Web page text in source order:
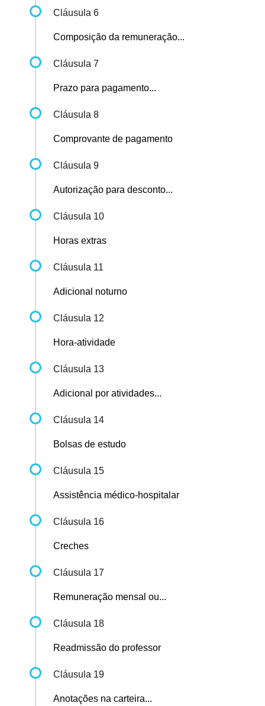
Cláusula 6
Composição da remuneração...
Cláusula 7
Prazo para pagamento...
Cláusula 8
Comprovante de pagamento
Cláusula 9
Autorização para desconto...
Cláusula 10
Horas extras
Cláusula 11
Adicional noturno
Cláusula 12
Hora-atividade
Cláusula 13
Adicional por atividades...
Cláusula 14
Bolsas de estudo
Cláusula 15
Assistência médico-hospitalar
Cláusula 16
Creches
Cláusula 17
Remuneração mensal ou...
Cláusula 18
Readmissão do professor
Cláusula 19
Anotações na carteira...